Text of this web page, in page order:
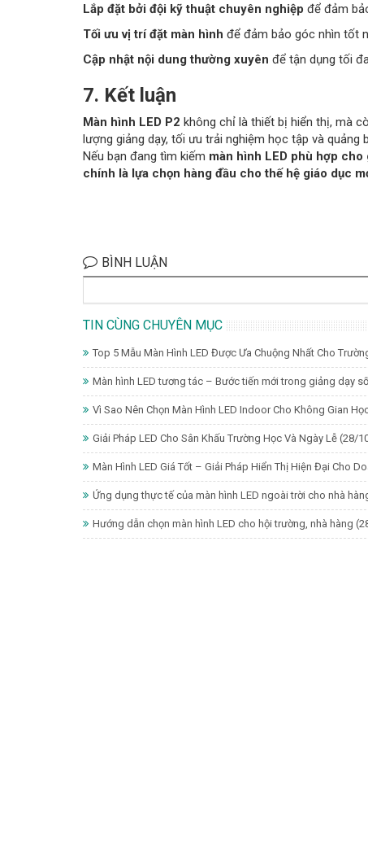
Lắp đặt bởi đội kỹ thuật chuyên nghiệp để đảm
Tối ưu vị trí đặt màn hình để đảm bảo góc nhìn tốt
Cập nhật nội dung thường xuyên để tận dụng tối
7. Kết luận
Màn hình LED P2 không chỉ là thiết bị hiển thị, mà
lượng giảng dạy, tối ưu trải nghiệm học tập và quảng
Nếu bạn đang tìm kiếm màn hình LED phù hợp
chính là lựa chọn hàng đầu cho thế hệ giáo dục
BÌNH LUẬN
TIN CÙNG CHUYÊN MỤC
Top 5 Mẫu Màn Hình LED Được Ưa Chuộng Nhất Cho
Màn hình LED tương tác – Bước tiến mới trong giảng dạy số
Vì Sao Nên Chọn Màn Hình LED Indoor Cho Không Gian
Giải Pháp LED Cho Sân Khấu Trường Học Và Ngày Lễ (28/
Màn Hình LED Giá Tốt – Giải Pháp Hiển Thị Hiện Đại Cho
Ứng dụng thực tế của màn hình LED ngoài trời cho nhà
Hướng dẫn chọn màn hình LED cho hội trường, nhà hàng